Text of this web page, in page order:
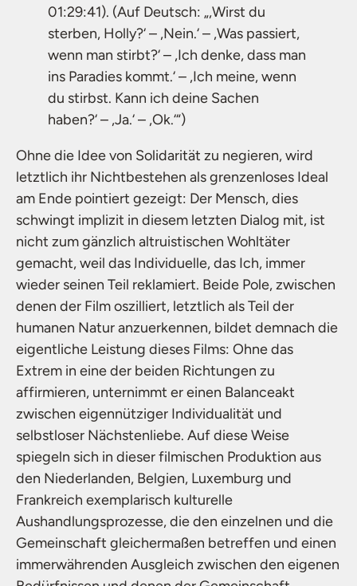
01:29:41). (Auf Deutsch: „,Wirst du
sterben, Holly?‘ – ,Nein.‘ – ,Was passiert,
wenn man stirbt?‘ – ,Ich denke, dass man
ins Paradies kommt.‘ – ,Ich meine, wenn
du stirbst. Kann ich deine Sachen
haben?‘ – ,Ja.‘ – ,Ok.‘“)
Ohne die Idee von Solidarität zu negieren, wird
letztlich ihr Nichtbestehen als grenzenloses Ideal
am Ende pointiert gezeigt: Der Mensch, dies
schwingt implizit in diesem letzten Dialog mit, ist
nicht zum gänzlich altruistischen Wohltäter
gemacht, weil das Individuelle, das Ich, immer
wieder seinen Teil reklamiert. Beide Pole, zwischen
denen der Film oszilliert, letztlich als Teil der
humanen Natur anzuerkennen, bildet demnach die
eigentliche Leistung dieses Films: Ohne das
Extrem in eine der beiden Richtungen zu
affirmieren, unternimmt er einen Balanceakt
zwischen eigennütziger Individualität und
selbstloser Nächstenliebe. Auf diese Weise
spiegeln sich in dieser filmischen Produktion aus
den Niederlanden, Belgien, Luxemburg und
Frankreich exemplarisch kulturelle
Aushandlungsprozesse, die den einzelnen und die
Gemeinschaft gleichermaßen betreffen und einen
immerwährenden Ausgleich zwischen den eigenen